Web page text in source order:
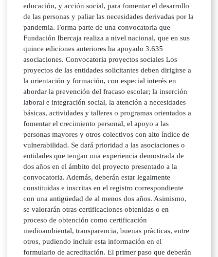
educación, y acción social, para fomentar el desarrollo
de las personas y paliar las necesidades derivadas por la
pandemia. Forma parte de una convocatoria que
Fundación Ibercaja realiza a nivel nacional, que en sus
quince ediciones anteriores ha apoyado 3.635
asociaciones. Convocatoria proyectos sociales Los
proyectos de las entidades solicitantes deben dirigirse a
la orientación y formación, con especial interés en
abordar la prevención del fracaso escolar; la inserción
laboral e integración social, la atención a necesidades
básicas, actividades y talleres o programas orientados a
fomentar el crecimiento personal, el apoyo a las
personas mayores y otros colectivos con alto índice de
vulnerabilidad. Se dará prioridad a las asociaciones o
entidades que tengan una experiencia demostrada de
dos años en el ámbito del proyecto presentado a la
convocatoria. Además, deberán estar legalmente
constituidas e inscritas en el registro correspondiente
con una antigüedad de al menos dos años. Asimismo,
se valorarán otras certificaciones obtenidas o en
proceso de obtención como certificación
medioambiental, transparencia, buenas prácticas, entre
otros, pudiendo incluir esta información en el
formulario de acreditación. El primer paso que deberán